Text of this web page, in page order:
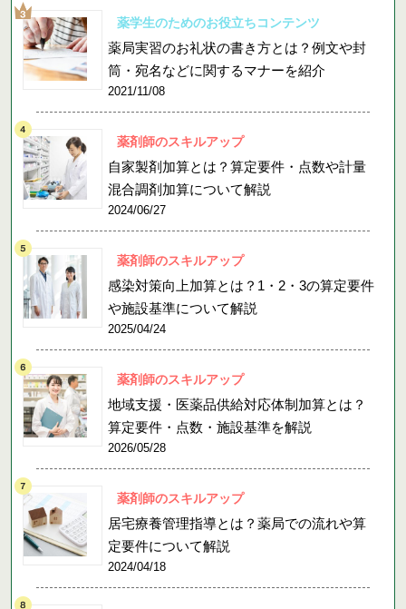
薬学生のためのお役立ちコンテンツ
薬局実習のお礼状の書き方とは？例文や封
筒・宛名などに関するマナーを紹介
2021/11/08
薬剤師のスキルアップ
自家製剤加算とは？算定要件・点数や計量
混合調剤加算について解説
2024/06/27
薬剤師のスキルアップ
感染対策向上加算とは？1・2・3の算定要件
や施設基準について解説
2025/04/24
薬剤師のスキルアップ
地域支援・医薬品供給対応体制加算とは？
算定要件・点数・施設基準を解説
2026/05/28
薬剤師のスキルアップ
居宅療養管理指導とは？薬局での流れや算
定要件について解説
2024/04/18